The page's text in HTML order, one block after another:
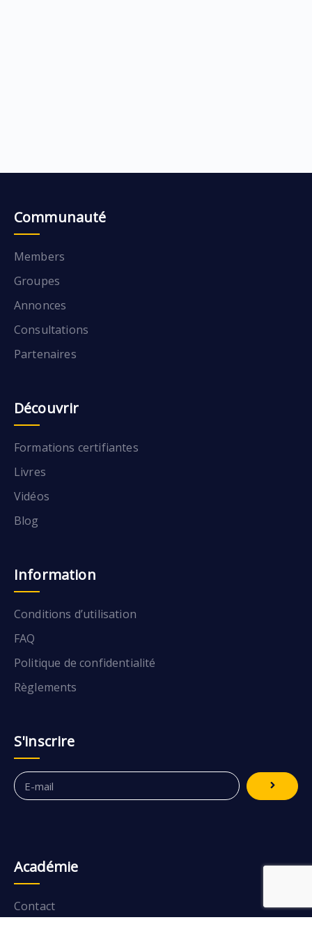
Communauté
Members
Groupes
Annonces
Consultations
Partenaires
Découvrir
Formations certifiantes
Livres
Vidéos
Blog
Information
Conditions d’utilisation
FAQ
Politique de confidentialité
Règlements
S'inscrire
Académie
Contact